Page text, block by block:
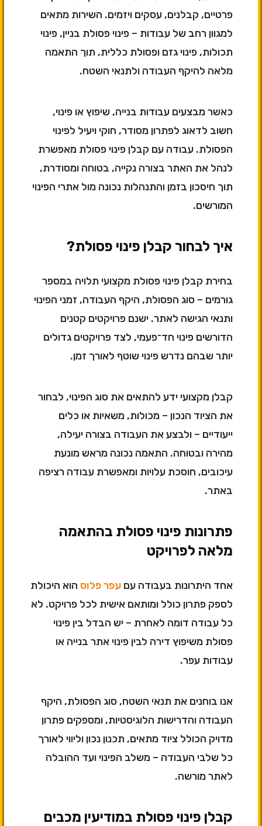
פרטיים, קבלנים, עסקים ויזמים. השירות מתאים
למגוון רחב של עבודות – פינוי פסולת בניין, פינוי
תכולות, פינוי גזם ופסולת כללית, תוך התאמה
מלאה להיקף העבודה ולתנאי השטח.
כאשר מבצעים עבודות בנייה, שיפוץ או פינוי,
חשוב לדאוג לפתרון מסודר, חוקי ויעיל לפינוי
הפסולת. עבודה עם קבלן פינוי פסולת מאפשרת
לנהל את האתר בצורה נקייה, בטוחה ומסודרת,
תוך חיסכון בזמן והתנהלות נכונה מול אתרי הפינוי
המורשים.
איך לבחור קבלן פינוי פסולת?
בחירת קבלן פינוי פסולת מקצועי תלויה במספר
גורמים – סוג הפסולת, היקף העבודה, זמני הפינוי
ותנאי הגישה לאתר. ישנם פרויקטים קטנים
הדורשים פינוי חד־פעמי, לצד פרויקטים גדולים
יותר שבהם נדרש פינוי שוטף לאורך זמן.
קבלן מקצועי ידע להתאים את סוג הפינוי, לבחור
את הציוד הנכון – מכולות, משאיות או כלים
ייעודיים – ולבצע את העבודה בצורה יעילה,
מהירה ובטוחה. התאמה נכונה מראש מונעת
עיכובים, חוסכת עלויות ומאפשרת עבודה רציפה
באתר.
פתרונות פינוי פסולת בהתאמה
מלאה לפרויקט
אחד היתרונות בעבודה עםעפר פלוס הוא היכולת
לספק פתרון כולל ומותאם אישית לכל פרויקט. לא
כל עבודה דומה לאחרת – יש הבדל בין פינוי
פסולת משיפוץ דירה לבין פינוי אתר בנייה או
עבודות עפר.
אנו בוחנים את תנאי השטח, סוג הפסולת, היקף
העבודה והדרישות הלוגיסטיות, ומספקים פתרון
מדויק הכולל ציוד מתאים, תכנון נכון וליווי לאורך
כל שלבי העבודה – משלב הפינוי ועד ההובלה
לאתר מורשה.
קבלן פינוי פסולת במודיעין מכבים